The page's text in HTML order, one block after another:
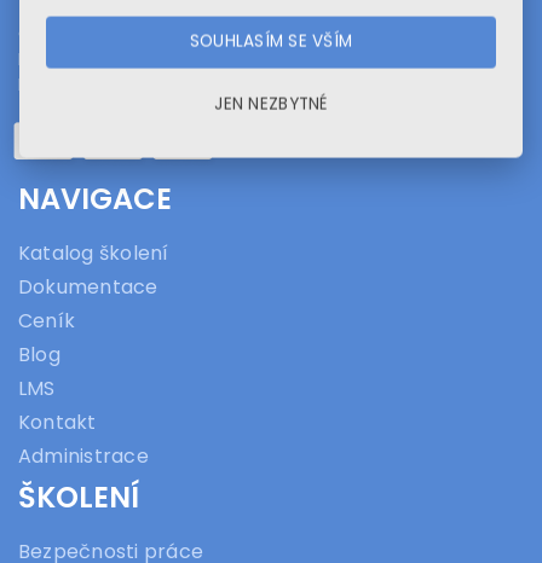
GComp spol. s r.o.
Elišky Peškové 469/6
Praha 5 – Smíchov
NAVIGACE
Katalog školení
Dokumentace
Ceník
Blog
LMS
Kontakt
Administrace
ŠKOLENÍ
Bezpečnosti práce
SOUHLASÍM SE VŠÍM
JEN NEZBYTNÉ